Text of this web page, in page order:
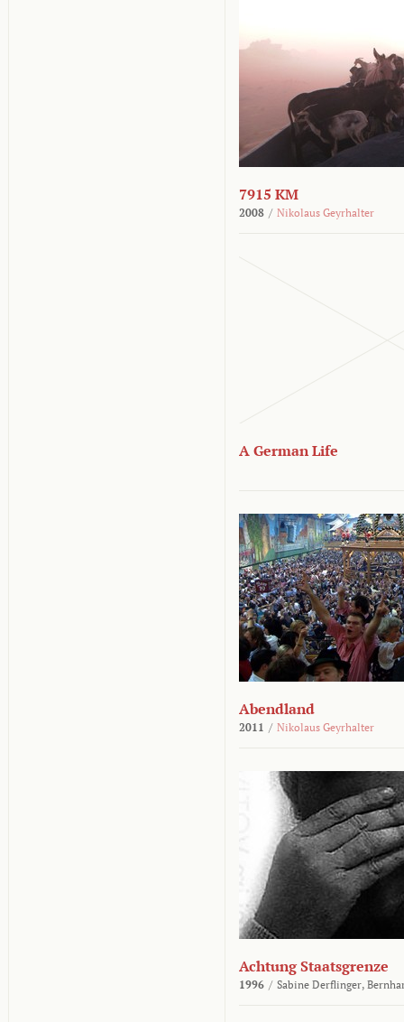
7915 KM
2008 / Nikolaus Geyrhalter
A German Life
Abendland
2011 / Nikolaus Geyrhalter
Achtung Staatsgrenze
1996 / Sabine Derflinger,